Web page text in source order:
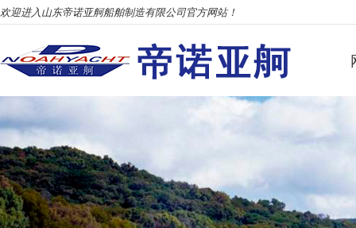
欢迎进入山东帝诺亚舸船舶制造有限公司官方网站！